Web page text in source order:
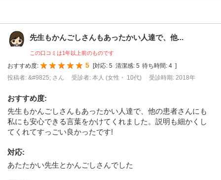
先生もかんごしさんもあったかい人達で、他...
この口コミは1年以上前のものです
おすすめ度: 5 対応: 5 清潔感: 5 待ち時間: 4
投稿者: &#9825; さん
受診者: 本人 (女性・ 10代) 受診時期: 2018年
おすすめ度:
先生もかんごしさんもあったかい人達で、他の患者さんにも
私にも安心できる言葉をかけてくれました。説明も細かくし
てくれてすっごい良かったです!
対応:
あたたかい先生とかんごしさんでした